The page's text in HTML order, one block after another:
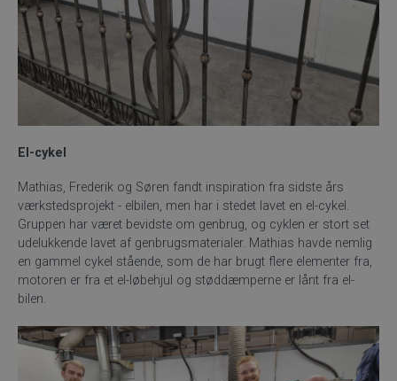
El-cykel
Mathias, Frederik og Søren fandt inspiration fra sidste års
værkstedsprojekt - elbilen, men har i stedet lavet en el-cykel.
Gruppen har været bevidste om genbrug, og cyklen er stort set
udelukkende lavet af genbrugsmaterialer. Mathias havde nemlig
en gammel cykel stående, som de har brugt flere elementer fra,
motoren er fra et el-løbehjul og støddæmperne er lånt fra el-
bilen.